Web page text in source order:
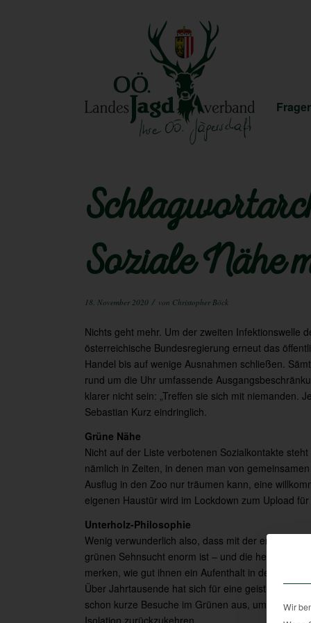
Soziale Nähe
18. November 2020 / von Christopher Böck
Nichts geht mehr. Um der zweiten Infektionswelle
österreichische Bundesregierung erneut das
Handel bis auf wenige Ausnahmen schließen.
rund um die Uhr umfassende
klarer nicht sein: „Treffen sie sich mit niemanden.
Sebastian Kurz eindringlich.
Grüne Nähe
Nicht auf der Liste verbotenen Sozialkontakte
nämlich in Zeiten, in denen man von
Ausflug in den Zoo nur träumen kann, eine
eigenen Haustür wird im Lockdown zum Upload für
Unterholz-Philosophie
Wenig verwunderlich also, dass mit der erneuten,
grünen Sehnsucht enorm ist – und die
merken, wie gut ihnen ein Aufenthalt in der Natur
Über Jahrtausende hat sich für eine geistige
schon kurze Besuche im Grünen aus, um
Isolation zurückzukehren.
Wir